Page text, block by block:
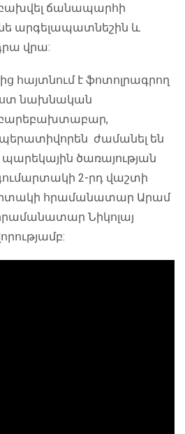
բախվել ճանապարհի
արգելապատնեշին և
վրա:
հայտնում է ֆոտոլրագրող
նախնական
բարեբախտաբար,
ժամանել են
ծառայության
2-րդ վաշտի
հրամանատար Արամ
Նիկոլայ